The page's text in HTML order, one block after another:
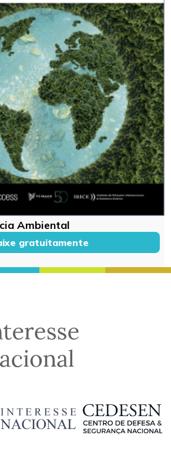
Ambiental
gratuitamente